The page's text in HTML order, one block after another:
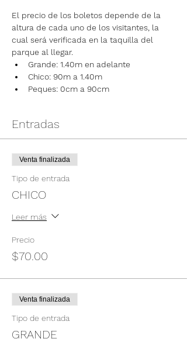
El precio de los boletos depende de la
altura de cada uno de los visitantes, la
cual será verificada en la taquilla del
parque al llegar.
Grande: 1.40m en adelante
Chico: 90m a 1.40m
Peques: 0cm a 90cm
Entradas
Venta finalizada
Tipo de entrada
CHICO
Leer más
Precio
$70.00
Venta finalizada
Tipo de entrada
GRANDE